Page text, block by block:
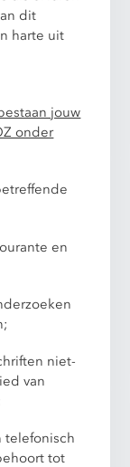
dit
harte uit
jouw
onder
en
niet-
van
telefonisch
tot